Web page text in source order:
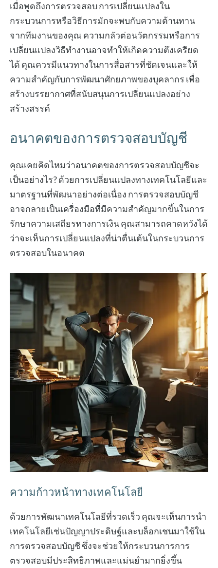
เมื่อพูดถึงการตรวจสอบ การเปลี่ยนแปลงใน
กระบวนการหรือวิธีการมักจะพบกับความต้านทาน
จากทีมงานของคุณ ความกลัวต่อนวัตกรรมหรือการ
เปลี่ยนแปลงวิธีทำงานอาจทำให้เกิดความตึงเครียด
ได้ คุณควรมีแนวทางในการสื่อสารที่ชัดเจนและให้
ความสำคัญกับการพัฒนาศักยภาพของบุคลากร เพื่อ
สร้างบรรยากาศที่สนับสนุนการเปลี่ยนแปลงอย่าง
สร้างสรรค์
อนาคตของการตรวจสอบบัญชี
คุณเคยคิดไหมว่าอนาคตของการตรวจสอบบัญชีจะ
เป็นอย่างไร? ด้วยการเปลี่ยนแปลงทางเทคโนโลยีและ
มาตรฐานที่พัฒนาอย่างต่อเนื่อง การตรวจสอบบัญชี
อาจกลายเป็นเครื่องมือที่มีความสำคัญมากขึ้นในการ
รักษาความเสถียรทางการเงิน คุณสามารถคาดหวังได้
ว่าจะเห็นการเปลี่ยนแปลงที่น่าตื่นเต้นในกระบวนการ
ตรวจสอบในอนาคต
ความก้าวหน้าทางเทคโนโลยี
ด้วยการพัฒนาเทคโนโลยีที่รวดเร็ว คุณจะเห็นการนำ
เทคโนโลยีเช่นปัญญาประดิษฐ์และบล็อกเชนมาใช้ใน
การตรวจสอบบัญชี ซึ่งจะช่วยให้กระบวนการการ
ตรวจสอบมีประสิทธิภาพและแม่นยำมากยิ่งขึ้น